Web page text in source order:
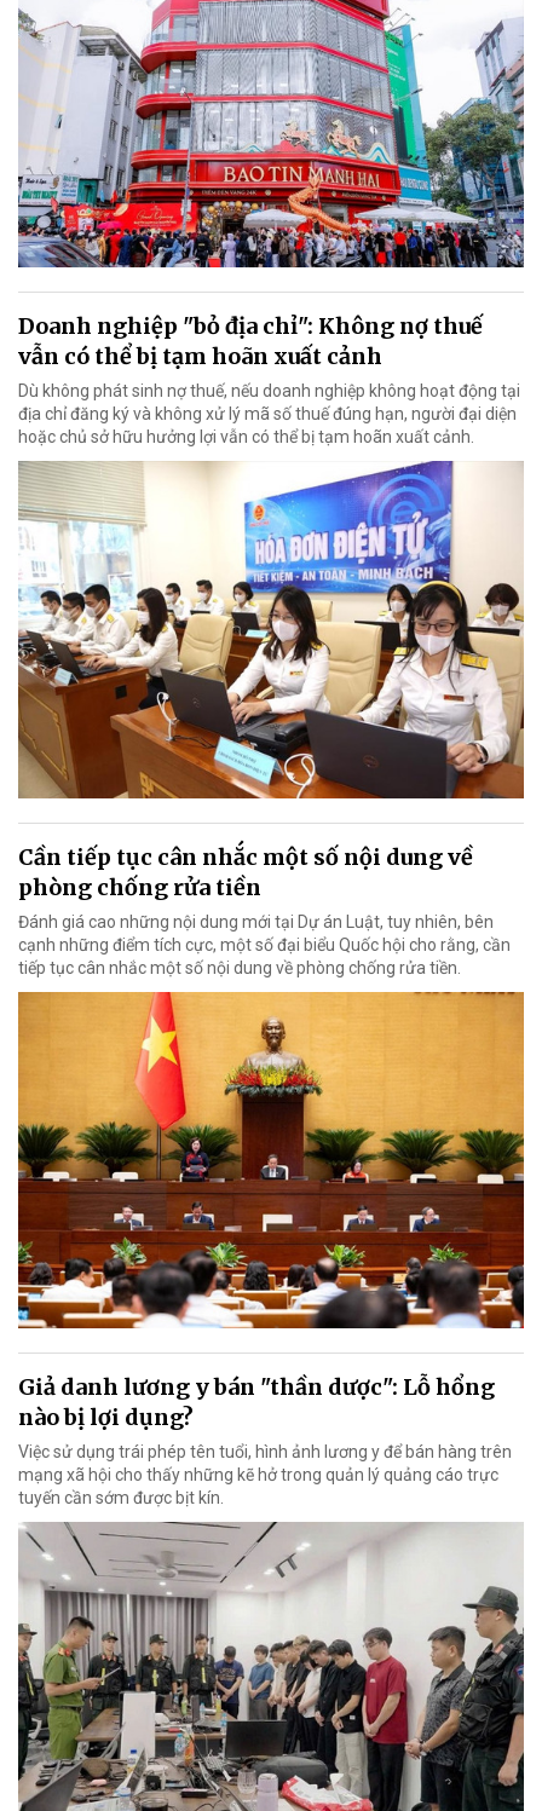
Doanh nghiệp "bỏ địa chỉ": Không nợ thuế
vẫn có thể bị tạm hoãn xuất cảnh
Dù không phát sinh nợ thuế, nếu doanh nghiệp không hoạt động tại
địa chỉ đăng ký và không xử lý mã số thuế đúng hạn, người đại diện
hoặc chủ sở hữu hưởng lợi vẫn có thể bị tạm hoãn xuất cảnh.
Cần tiếp tục cân nhắc một số nội dung về
phòng chống rửa tiền
Đánh giá cao những nội dung mới tại Dự án Luật, tuy nhiên, bên
cạnh những điểm tích cực, một số đại biểu Quốc hội cho rằng, cần
tiếp tục cân nhắc một số nội dung về phòng chống rửa tiền.
Giả danh lương y bán "thần dược": Lỗ hổng
nào bị lợi dụng?
Việc sử dụng trái phép tên tuổi, hình ảnh lương y để bán hàng trên
mạng xã hội cho thấy những kẽ hở trong quản lý quảng cáo trực
tuyến cần sớm được bịt kín.